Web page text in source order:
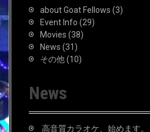
about Goat Fellows (3)
Event Info (29)
Movies (38)
News (31)
その他(10)
News
高音質カラオケ、始めます。